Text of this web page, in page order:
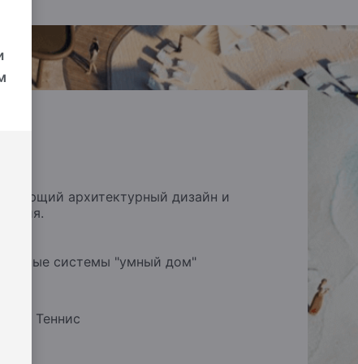
архитектурный дизайн и
системы "умный дом"
и Теннис